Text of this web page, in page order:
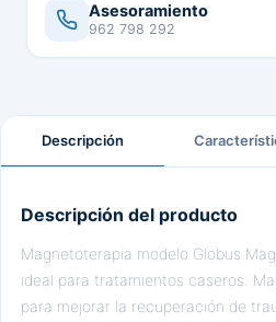
Asesoramiento
962 798 292
Descripción
Descripción del producto
Magnetoterapia modelo Globus
ideal para tratamientos caseros.
para mejorar la recuperación de